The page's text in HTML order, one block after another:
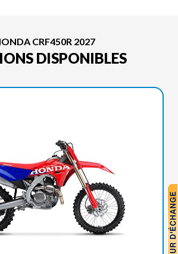
CRF450R 2027
DISPONIBLES